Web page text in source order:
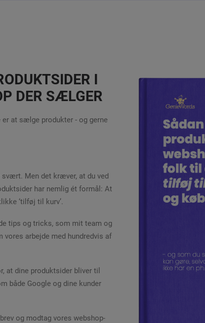
I
DER SÆLGER
at sælge produkter - og gerne
Men det kræver, at du ved
har nemlig ét formål: At
‘tilføj til kurv’.
tips og tricks, som mit team og
vores arbejde med hundredvis af
at dine produktsider bliver til
både Google og dine kunder
og modtag vores webshop-